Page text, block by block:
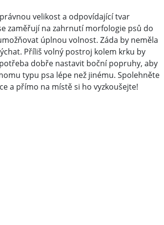
velikost a odpovídající tvar
zaměřují na zahrnutí morfologie psů do
úplnou volnost. Záda by neměla
Příliš volný postroj kolem krku by
dobře nastavit boční popruhy, aby
typu psa lépe než jinému. Spolehněte
a přímo na místě si ho vyzkoušejte!